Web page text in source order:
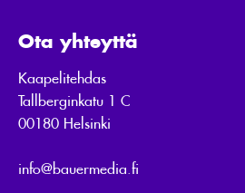
Ota yhteyttä
Kaapelitehdas
Tallberginkatu 1 C
00180 Helsinki
info@bauermedia.fi